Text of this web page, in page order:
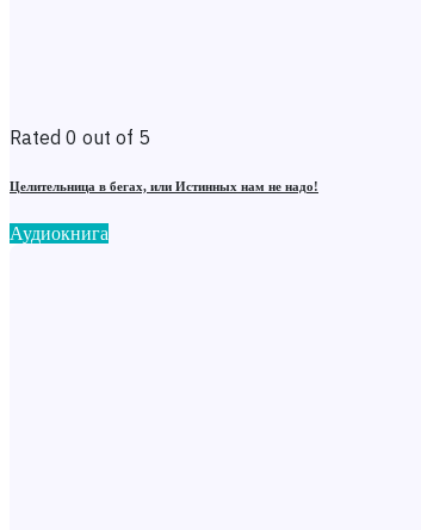
Rated 0 out of 5
Целительница в бегах, или Истинных нам не надо!
Аудиокнига